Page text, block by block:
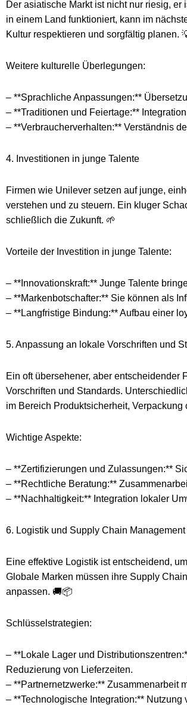
Der asiatische Markt ist nicht nur riesig,
in einem Land funktioniert, kann im
Kultur respektieren und sorgfältig planen.
Weitere kulturelle Überlegungen:
– **Sprachliche Anpassungen:**
– **Traditionen und Feiertage:**
– **Verbraucherverhalten:** Verständnis
4. Investitionen in junge Talente
Firmen wie Unilever setzen auf junge,
verstehen und zu steuern. Ein kluger
schließlich die Zukunft. 🌱
Vorteile der Investition in junge Talente:
– **Innovationskraft:** Junge Talente
– **Markenbotschafter:** Sie können als
– **Langfristige Bindung:** Aufbau einer
5. Anpassung an lokale Vorschriften und
Ein oft übersehener, aber entscheidender
Vorschriften und Standards.
im Bereich Produktsicherheit, Verpackung
Wichtige Aspekte:
– **Zertifizierungen und Zulassungen:**
– **Rechtliche Beratung:**
– **Nachhaltigkeit:** Integration lokaler
6. Logistik und Supply Chain
Eine effektive Logistik ist entscheidend,
Globale Marken müssen ihre Supply
anpassen. 🚚📦
Schlüsselstrategien:
– **Lokale Lager und
Reduzierung von Lieferzeiten.
– **Partnernetzwerke:** Zusammenarbeit
– **Technologische Integration:**